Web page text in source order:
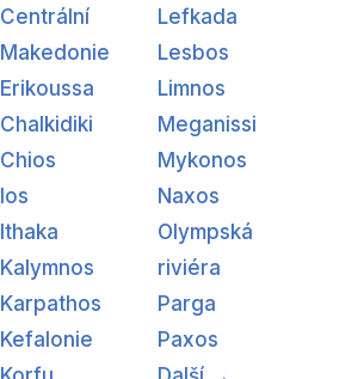
Centrální
Makedonie
Erikoussa
Chalkidiki
Chios
Ios
Ithaka
Kalymnos
Karpathos
Kefalonie
Lefkada
Lesbos
Limnos
Meganissi
Mykonos
Naxos
Olympská
riviéra
Parga
Paxos